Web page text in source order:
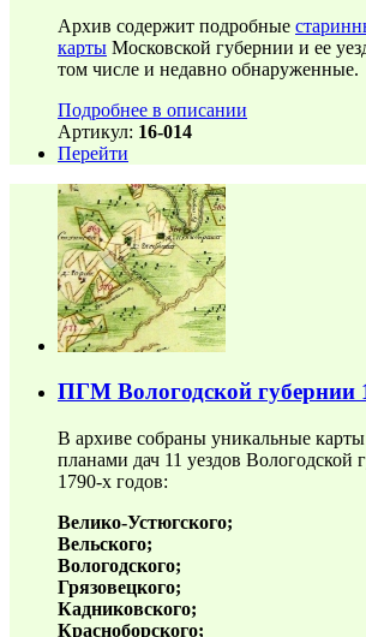
Архив содержит подробные
карты Московской губернии и ее
том числе и недавно обнаруженные.
Подробнее в описании
Артикул: 16-014
Перейти
ПГМ Вологодской губернии
В архиве собраны уникальные
планами дач 11 уездов Вологодской
1790-х годов:
Велико-Устюгского;
Вельского;
Вологодского;
Грязовецкого;
Кадниковского;
Красноборского;